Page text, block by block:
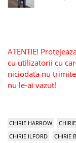
ATENTIE!
cu utilizatorii cu
niciodata nu
nu le-ai vazut!
CHIRIE HARROW
CHIRIE ILFORD
CHIRIE